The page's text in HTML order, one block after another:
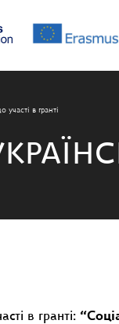
участі в гранті
в гранті: